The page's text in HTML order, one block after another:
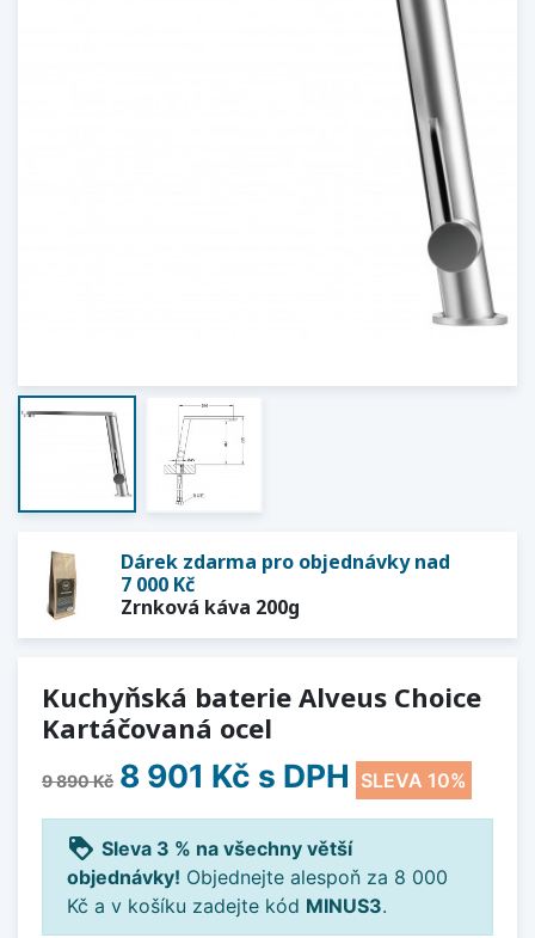
Dárek zdarma pro objednávky nad
7 000 Kč
Zrnková káva 200g
Kuchyňská baterie Alveus Choice
Kartáčovaná ocel
9 890 Kč 8 901 Kč s DPH SLEVA 10%
loyalty Sleva 3 % na všechny větší
objednávky! Objednejte alespoň za 8 000
Kč a v košíku zadejte kód MINUS3.